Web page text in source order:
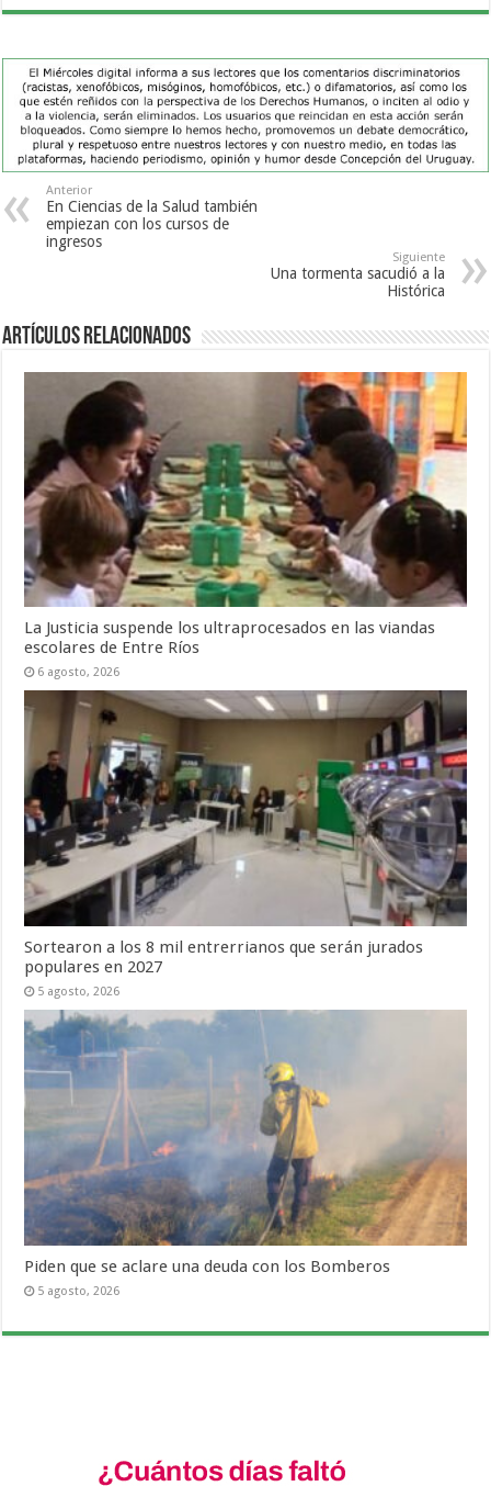
Anterior
En Ciencias de la Salud también
empiezan con los cursos de
ingresos
Siguiente
Una tormenta sacudió a la
Histórica
Artículos Relacionados
La Justicia suspende los ultraprocesados en las viandas
escolares de Entre Ríos
6 agosto, 2026
Sortearon a los 8 mil entrerrianos que serán jurados
populares en 2027
5 agosto, 2026
Piden que se aclare una deuda con los Bomberos
5 agosto, 2026